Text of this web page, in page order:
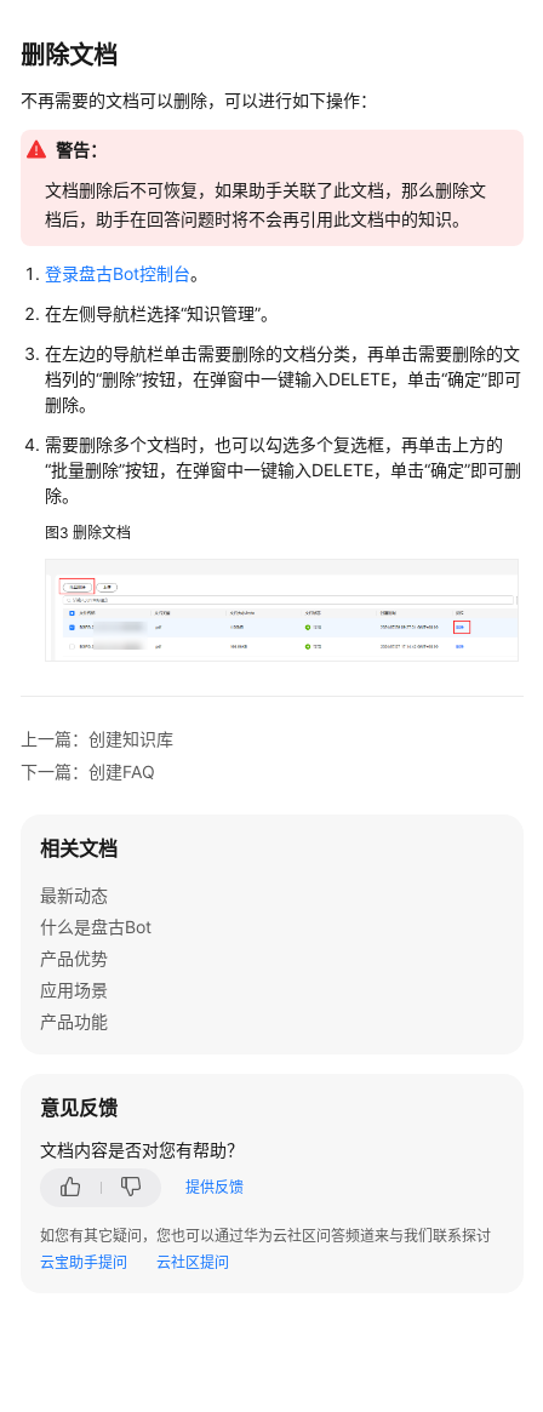
管
助
体
验
话
手
技
能
排
参
通
考
产
品
术
语
共
务
等
删除文档
不再需要的文档可以删除，可以进行如下操作：
警告：
文档删除后不可恢复，如果助手关联了此文档，那么删除文
档后，助手在回答问题时将不会再引用此文档中的知识。
登录盘古Bot控制台。
在左侧导航栏选择“知识管理”。
在左边的导航栏单击需要删除的文档分类，再单击需要删除的文
档列的“删除”按钮，在弹窗中一键输入DELETE，单击“确定”即可
删除。
需要删除多个文档时，也可以勾选多个复选框，再单击上方的
“批量删除”按钮，在弹窗中一键输入DELETE，单击“确定”即可删
除。
图3 删除文档
上一篇：创建知识库
下一篇：创建FAQ
相关文档
最新动态
什么是盘古Bot
产品优势
应用场景
产品功能
意见反馈
文档内容是否对您有帮助？
提供反馈
如您有其它疑问，您也可以通过华为云社区问答频道来与我们联系探讨
云宝助手提问
云社区提问